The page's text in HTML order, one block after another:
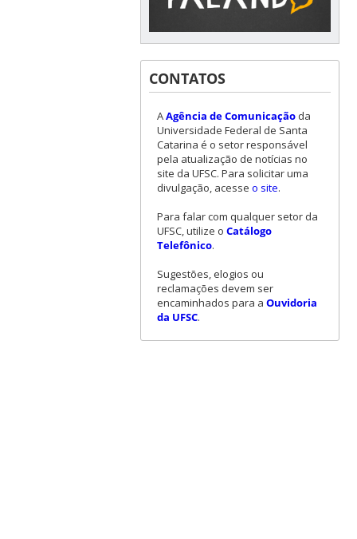
CONTATOS
AAgência de Comunicaçãoda
Universidade Federal de Santa
Catarina é o setor responsável
pela atualização de notícias no
site da UFSC. Para solicitar uma
divulgação, acesse o site.
Para falar com qualquer setor da
UFSC, utilize o Catálogo
Telefônico.
Sugestões, elogios ou
reclamações devem ser
encaminhados para a Ouvidoria
da UFSC.